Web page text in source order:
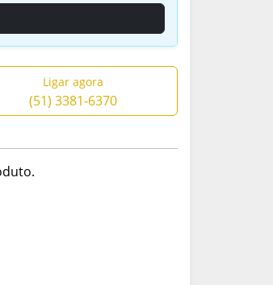
Ligar agora
(51) 3381-6370